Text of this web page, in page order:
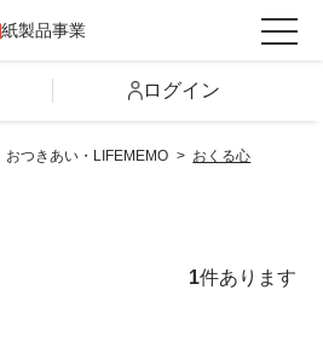
紙製品事業
ログイン
おつきあい・LIFEMEMO > おくる心
1件あります